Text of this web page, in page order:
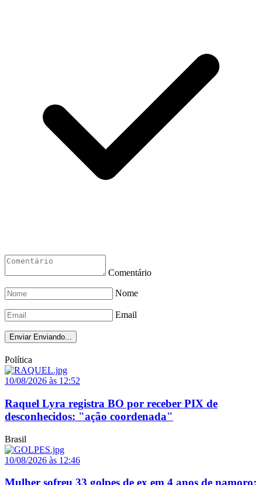
Comentário
Nome
Email
Enviar Enviando...
Política
10/08/2026 às 12:52
Raquel Lyra registra BO por receber PIX de
desconhecidos: "ação coordenada"
Brasil
10/08/2026 às 12:46